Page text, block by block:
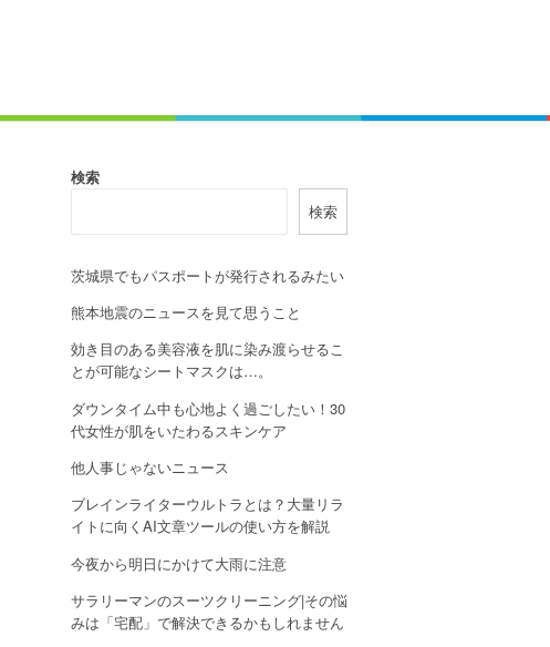
検索
検索
茨城県でもパスポートが発行されるみたい
熊本地震のニュースを見て思うこと
効き目のある美容液を肌に染み渡らせるこ
とが可能なシートマスクは…。
ダウンタイム中も心地よく過ごしたい！30
代女性が肌をいたわるスキンケア
他人事じゃないニュース
ブレインライターウルトラとは？大量リラ
イトに向くAI文章ツールの使い方を解説
今夜から明日にかけて大雨に注意
サラリーマンのスーツクリーニング|その悩
みは「宅配」で解決できるかもしれません